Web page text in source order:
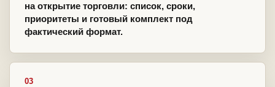
на открытие торговли: список, сроки,
приоритеты и готовый комплект под
фактический формат.
03